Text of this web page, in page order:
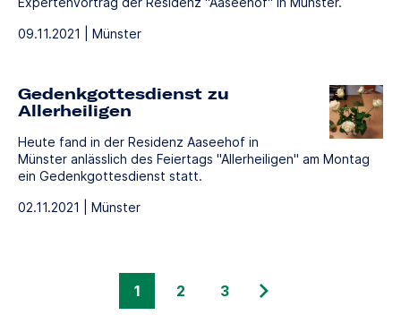
09.11.2021 | Münster
Gedenkgottesdienst zu
Allerheiligen
Heute fand in der Residenz Aaseehof in
Münster anlässlich des Feiertags "Allerheiligen" am Montag
ein Gedenkgottesdienst statt.
02.11.2021 | Münster
1 2 3